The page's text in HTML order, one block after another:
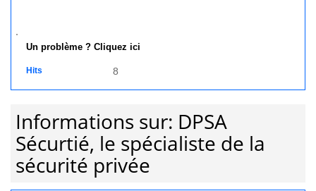
Un problème ? Cliquez ici
Hits 8
Informations sur: DPSA
Sécurtié, le spécialiste de la
sécurité privée